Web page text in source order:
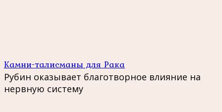
Камни-талисманы для Рака
Рубин оказывает благотворное влияние на
нервную систему